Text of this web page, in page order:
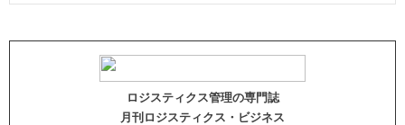
ロジスティクス管理の専門誌
月刊ロジスティクス・ビジネス